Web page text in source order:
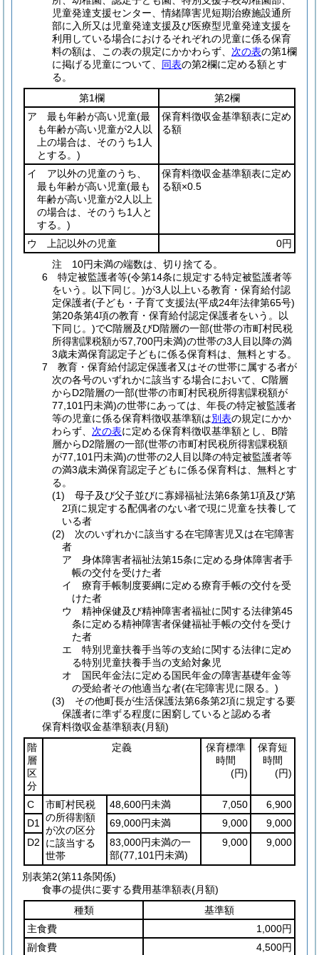
児童発達支援センター、情緒障害児短期治療施設通所
部に入所又は児童発達支援及び医療型児童発達支援を
利用している場合におけるそれぞれの児童に係る保育
料の額は、この表の規定にかかわらず、 次の表の第1欄
に掲げる児童について、 同表の第2欄に定める額とす
る。
第1欄
第2欄
ア 最も年齢が高い児童(最
も年齢が高い児童が2人以
上の場合は、そのうち1人
とする。)
保育料徴収金基準額表に定め
る額
イ ア以外の児童のうち、
最も年齢が高い児童(最も
年齢が高い児童が2人以上
の場合は、そのうち1人と
する。)
保育料徴収金基準額表に定め
る額×0.5
ウ 上記以外の児童
0円
注 10円未満の端数は、切り捨てる。
6 特定被監護者等(令第14条に規定する特定被監護者等
をいう。以下同じ。)が3人以上いる教育・保育給付認
定保護者(子ども・子育て支援法(平成24年法律第65号)
第20条第4項の教育・保育給付認定保護者をいう。以
下同じ。)でC階層及びD階層の一部(世帯の市町村民税
所得割課税額が57,700円未満)の世帯の3人目以降の満
3歳未満保育認定子どもに係る保育料は、無料とする。
7 教育・保育給付認定保護者又はその世帯に属する者が
次の各号のいずれかに該当する場合において、C階層
からD2階層の一部(世帯の市町村民税所得割課税額が
77,101円未満)の世帯にあっては、年長の特定被監護者
等の児童に係る保育料徴収基準額は別表の規定にかか
わらず、 次の表に定める保育料徴収基準額とし、B階
層からD2階層の一部(世帯の市町村民税所得割課税額
が77,101円未満)の世帯の2人目以降の特定被監護者等
の満3歳未満保育認定子どもに係る保育料は、無料とす
る。
(1) 母子及び父子並びに寡婦福祉法第6条第1項及び第
2項に規定する配偶者のない者で現に児童を扶養して
いる者
(2) 次のいずれかに該当する在宅障害児又は在宅障害
者
ア 身体障害者福祉法第15条に定める身体障害者手
帳の交付を受けた者
イ 療育手帳制度要綱に定める療育手帳の交付を受
けた者
ウ 精神保健及び精神障害者福祉に関する法律第45
条に定める精神障害者保健福祉手帳の交付を受け
た者
エ 特別児童扶養手当等の支給に関する法律に定め
る特別児童扶養手当の支給対象児
オ 国民年金法に定める国民年金の障害基礎年金等
の受給者その他適当な者(在宅障害児に限る。)
(3) その他町長が生活保護法第6条第2項に規定する要
保護者に準ずる程度に困窮していると認める者
保育料徴収金基準額表(月額)
階
層
区
分
定義
保育標準
時間
(円)
保育短
時間
(円)
C
市町村民税
の所得割額
が次の区分
に該当する
世帯
48,600円未満 7,050
6,900
D1
69,000円未満 9,000
9,000
D2
83,000円未満の一
部(77,101円未満)
9,000 9,000
別表第2(第11条関係)
食事の提供に要する費用基準額表(月額)
種類
基準額
主食費
1,000円
副食費
4,500円